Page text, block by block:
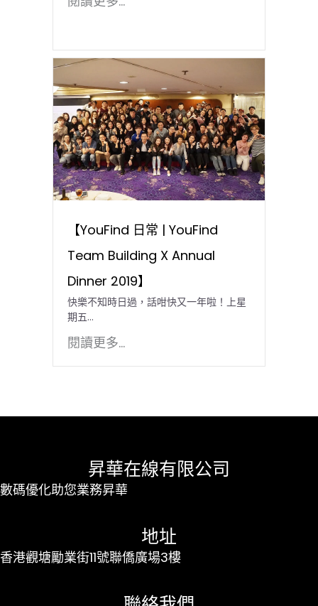
【YouFind 日常 | YouFind
Team Building X Annual
Dinner 2019】
快樂不知時日過，話咁快又一年啦！上星
期五...
閱讀更多...
昇華在線有限公司
數碼優化助您業務昇華
地址
香港觀塘勵業街11號聯僑廣場3樓